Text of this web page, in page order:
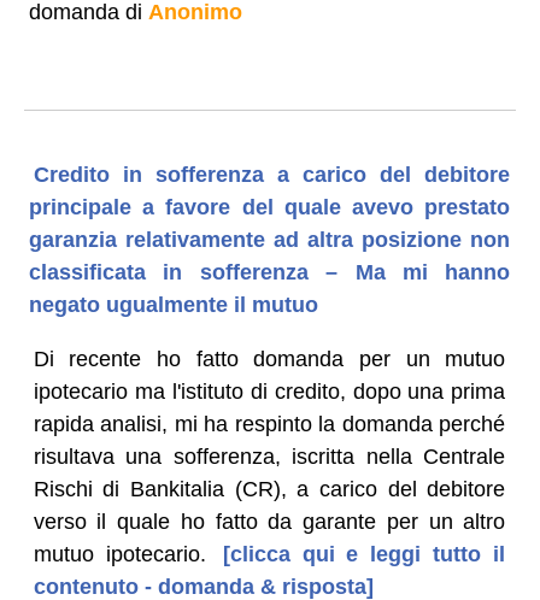
domanda di Anonimo
Credito in sofferenza a carico del debitore
principale a favore del quale avevo prestato
garanzia relativamente ad altra posizione non
classificata in sofferenza – Ma mi hanno
negato ugualmente il mutuo
Di recente ho fatto domanda per un mutuo
ipotecario ma l'istituto di credito, dopo una prima
rapida analisi, mi ha respinto la domanda perché
risultava una sofferenza, iscritta nella Centrale
Rischi di Bankitalia (CR), a carico del debitore
verso il quale ho fatto da garante per un altro
mutuo ipotecario.
[clicca qui e leggi tutto il
contenuto - domanda & risposta]